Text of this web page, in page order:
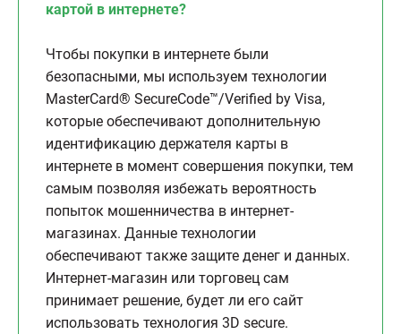
картой в интернете?
Чтобы покупки в интернете были
безопасными, мы используем технологии
MasterCard® SecureCode™/Verified by Visa,
которые обеспечивают дополнительную
идентификацию держателя карты в
интернете в момент совершения покупки, тем
самым позволяя избежать вероятность
попыток мошенничества в интернет-
магазинах. Данные технологии
обеспечивают также защите денег и данных.
Интернет-магазин или торговец сам
принимает решение, будет ли его сайт
использовать технология 3D secure.